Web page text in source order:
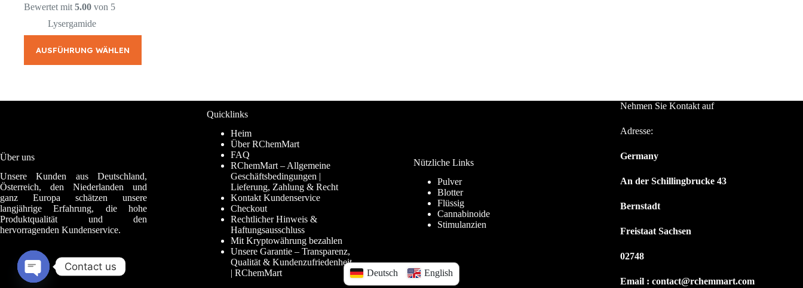
bis
Bewertet mit 5.00 von 5
Lysergamide
AUSFÜHRUNG WÄHLEN
Produkt
Die
Produktseite
werden
Über uns
Unsere Kunden aus Deutschland,
Österreich, den Niederlanden und
ganz Europa schätzen unsere
langjährige Erfahrung, die hohe
Produktqualität und den
hervorragenden Kundenservice.
Quicklinks
Heim
Über RChemMart
FAQ
RChemMart – Allgemeine
Geschäftsbedingungen |
Lieferung, Zahlung & Recht
Kontakt Kundenservice
Checkout
Rechtlicher Hinweis &
Haftungsausschluss
Mit Kryptowährung bezahlen
Unsere Garantie – Transparenz,
Qualität & Kundenzufriedenheit
| RChemMart
Nützliche Links
Pulver
Blotter
Flüssig
Cannabinoide
Stimulanzien
Nehmen Sie Kontakt auf
Adresse:
Germany
An der Schillingbrucke 43
Bernstadt
Freistaat Sachsen
02748
Email : contact@rchemmart.com
Deutsch English
Contact us